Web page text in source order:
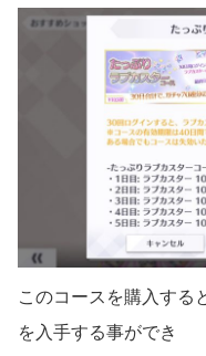
このコースを購入する
を入手する事ができ